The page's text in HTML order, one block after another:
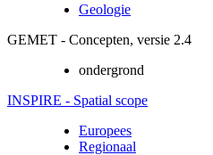
Geologie
GEMET - Concepten, versie 2.4
ondergrond
INSPIRE - Spatial scope
Europees
Regionaal